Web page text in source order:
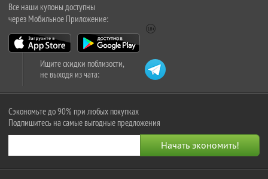
Все наши купоны доступны
через Мобильное Приложение:
Ищите скидки поблизости,
не выходя из чата:
Сэкономьте до 90% при любых покупках
Подпишитесь на самые выгодные предложения